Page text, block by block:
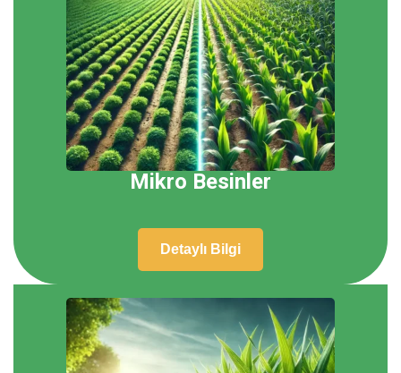
Mikro Besinler
Detaylı Bilgi